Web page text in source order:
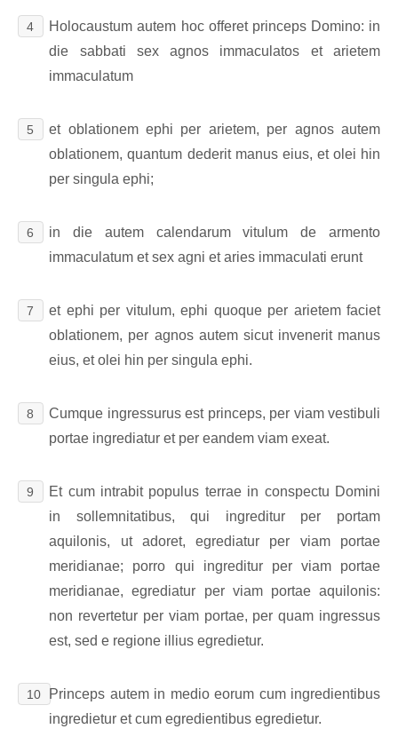
4
Holocaustum autem hoc offeret princeps Domino: in
die sabbati sex agnos immaculatos et arietem
immaculatum
5
et oblationem ephi per arietem, per agnos autem
oblationem, quantum dederit manus eius, et olei hin
per singula ephi;
6
in die autem calendarum vitulum de armento
immaculatum et sex agni et aries immaculati erunt
7
et ephi per vitulum, ephi quoque per arietem faciet
oblationem, per agnos autem sicut invenerit manus
eius, et olei hin per singula ephi.
8
Cumque ingressurus est princeps, per viam vestibuli
portae ingrediatur et per eandem viam exeat.
9
Et cum intrabit populus terrae in conspectu Domini
in sollemnitatibus, qui ingreditur per portam
aquilonis, ut adoret, egrediatur per viam portae
meridianae; porro qui ingreditur per viam portae
meridianae, egrediatur per viam portae aquilonis:
non revertetur per viam portae, per quam ingressus
est, sed e regione illius egredietur.
10
Princeps autem in medio eorum cum ingredientibus
ingredietur et cum egredientibus egredietur.